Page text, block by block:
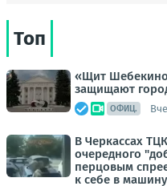
Топ
«Щит
защищают
ОФИЦ.
В Черкассах
очередного
перцовым
к себе в машину